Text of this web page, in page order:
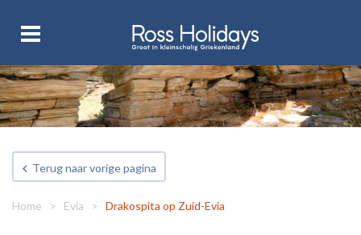
Terug naar vorige pagina
Home > Evia > Drakospita op Zuid-Evia